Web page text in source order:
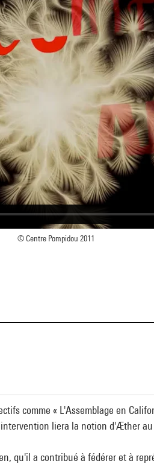
© Centre Pompidou 2011
comme « L'Assemblage en
liera la notion d'Æther
qu'il a contribué à fédérer et à